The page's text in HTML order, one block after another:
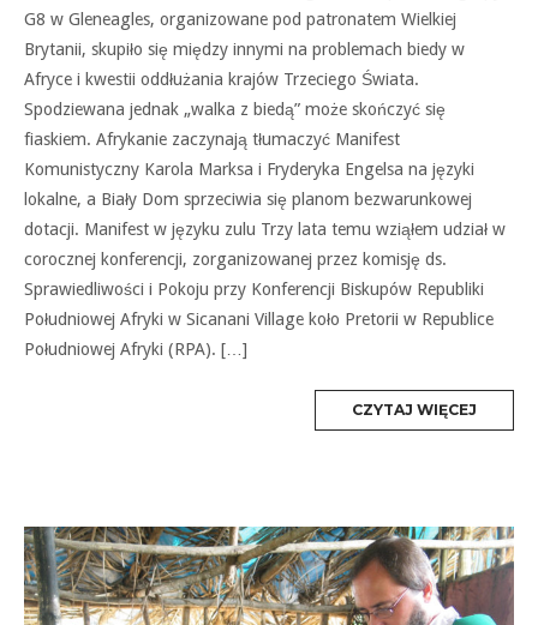
G8 w Gleneagles, organizowane pod patronatem Wielkiej
Brytanii, skupiło się między innymi na problemach biedy w
Afryce i kwestii oddłużania krajów Trzeciego Świata.
Spodziewana jednak „walka z biedą” może skończyć się
fiaskiem. Afrykanie zaczynają tłumaczyć Manifest
Komunistyczny Karola Marksa i Fryderyka Engelsa na języki
lokalne, a Biały Dom sprzeciwia się planom bezwarunkowej
dotacji. Manifest w języku zulu Trzy lata temu wziąłem udział w
corocznej konferencji, zorganizowanej przez komisję ds.
Sprawiedliwości i Pokoju przy Konferencji Biskupów Republiki
Południowej Afryki w Sicanani Village koło Pretorii w Republice
Południowej Afryki (RPA). […]
CZYTAJ WIĘCEJ